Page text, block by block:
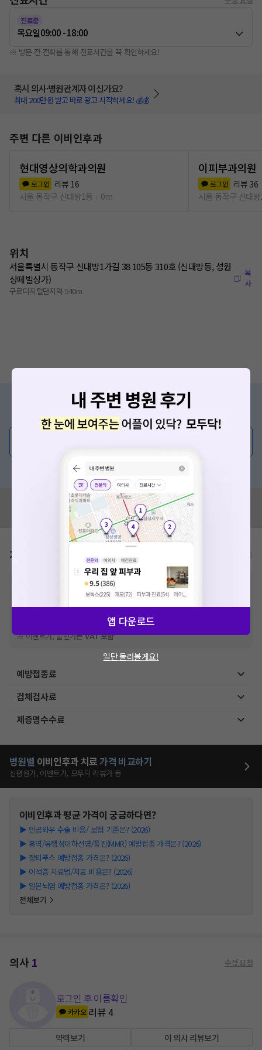
진료중
목요일09:00 - 18:00
※ 방문 전 전화를 통해 진료시간을 꼭 확인하세요!
혹시 의사·병원관계자 이신가요?
최대 200만원 받고 바로 광고 시작하세요! 💰💰
주변 다른 이비인후과
현대영상의학과의원
로그인 리뷰 16
서울 동작구 신대방1동
0m
이피부과의원
로그인 리뷰 36
서울 동작구 신대
위치
서울특별시 동작구 신대방1가길 38 105동 310호 (신대방동, 성원
상떼빌상가)
구로디지털단지역 540m
복
사
증상/치료, 궁금한 점이 있나요?
의사가 직접 답해드려요!
혹은, 의료상담 서비스에 다양한 게시글 보러가기
혹시 잘못된 병원정보가 있나요?
모두닥 팀에 알려주세요!
가격표
비급여 항목의 경우,추가비용 등으로 실제 가격과 상이할 수 있으니, 정확
한 가격은 해당 의료기관에 직접 문의해주세요.
※급여 항목의 경우,건강보험심사평가원에 고지되어 있는 급여 진료 기준 가
격입니다. (진료와 연관된 복합적인 비용이 추가되어, 병원마다 금액이 다르게
산정될 수 있는 점 참고 바랍니다.)
※ 이벤트가, 할인가는VAT 포함
예방접종료
검체검사료
제증명수수료
병원별 이비인후과 치료가격 비교하기
심평원가, 이벤트가, 모두닥 리뷰가 등
이비인후과평균 가격이 궁금하다면?
▶ 인공와우 수술 비용/ 보험 기준은? (2026)
▶ 홍역/유행성이하선염/풍진(MMR) 예방접종 가격은? (2026)
▶ 장티푸스 예방접종 가격은? (2026)
▶ 이석증 치료법/치료 비용은? (2026)
▶ 일본뇌염 예방접종 가격은? (2026)
전체보기
의사1 수정 요청
로그인 후 이름확인
카카오 리뷰4
약력보기 이 의사 리뷰보기
앱 다운로드
일단 둘러볼게요!